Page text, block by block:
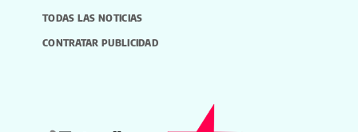
TODAS LAS NOTICIAS
CONTRATAR PUBLICIDAD